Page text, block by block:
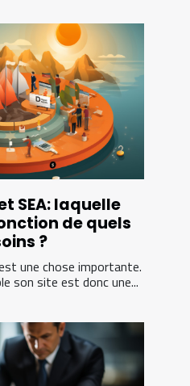
SEA: laquelle
de quels
?
une chose importante.
son site est donc une...